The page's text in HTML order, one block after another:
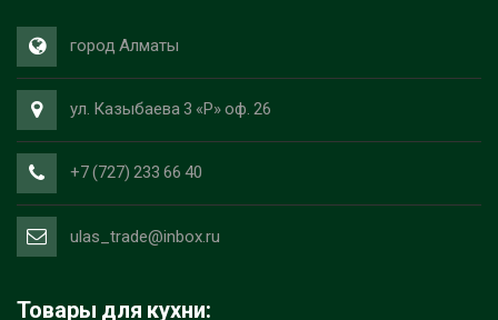
город Алматы
ул. Казыбаева 3 «Р» оф. 26
+7 (727) 233 66 40
ulas_trade@inbox.ru
Товары для кухни: